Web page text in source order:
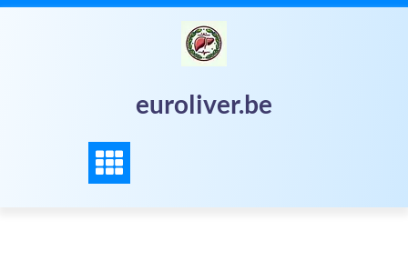
Skip
euroliver.be